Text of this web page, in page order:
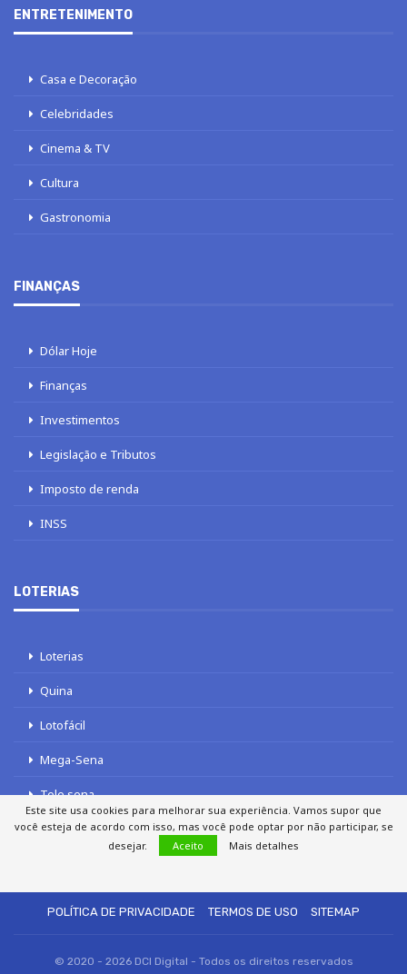
ENTRETENIMENTO
Casa e Decoração
Celebridades
Cinema & TV
Cultura
Gastronomia
FINANÇAS
Dólar Hoje
Finanças
Investimentos
Legislação e Tributos
Imposto de renda
INSS
LOTERIAS
Loterias
Quina
Lotofácil
Mega-Sena
Tele sena
POLÍTICA DE PRIVACIDADE
TERMOS DE USO SITEMAP
© 2020 - 2026 DCI Digital - Todos os direitos reservados
Este site usa cookies para melhorar sua experiência. Vamos supor que
você esteja de acordo com isso, mas você pode optar por não participar, se
desejar.
Aceito Mais detalhes